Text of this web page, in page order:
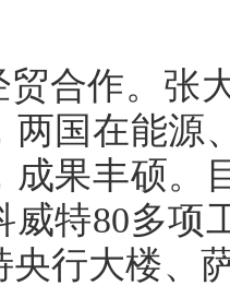
贸合作。张
两国在能源
成果丰硕。
威特80多项
央行大楼、